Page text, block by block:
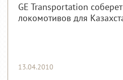
GE Transportation
локомотивов для
13.04.2010